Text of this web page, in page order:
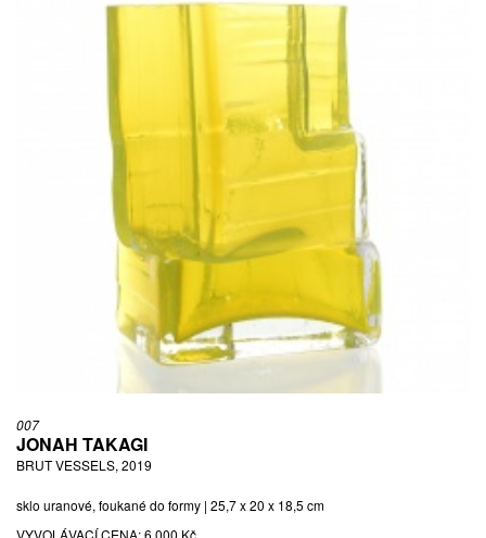
007
JONAH TAKAGI
BRUT VESSELS, 2019
sklo uranové, foukané do formy | 25,7 x 20 x 18,5 cm
VYVOLÁVACÍ CENA:6 000 Kč